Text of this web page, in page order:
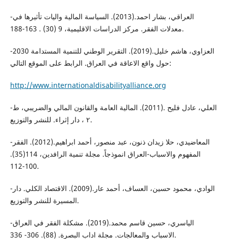
-العراقي، بشار احمد.(2013). السياسة المالية واليات تأثيرها في
معدلات الفقر. مركز الدراسات الاقليمية، 9 (30) . 163-188.
-العزاوي، هاشم خليل.(2019). التقرير الوطني للتنمية المستدامة 2030
حول واقع الاعاقة في العراق. الرابط على الموقع التالي:
http://www.internationaldisabilityalliance.org
-العلي، عادل فليح .(2011). المالية العامة والقانون المالي والضريبي، ط
٢ ، دار إثراء. للنشر والتوزيع.
-المعاضيدي، حلا زيدان ذنون، عبد منصور، أحمد ابراهيم.(2012). الفقر
المفهوم والاسباب-العراق انموذجاً. مجلة تنمية الرافدين، 114(35).
100-112.
-الوادي، محمود حسين، العساف، أحمد عار.(2009). الاقتصاد الكلي. دار
المسيرة للنشر والتوزيع.
-الياسري، حسين قاسم محمد.(2019). مشكلة الفقر في العراق
الاسباب والمعالجات. مجلة اداب البصرة. (88). 306- 336.